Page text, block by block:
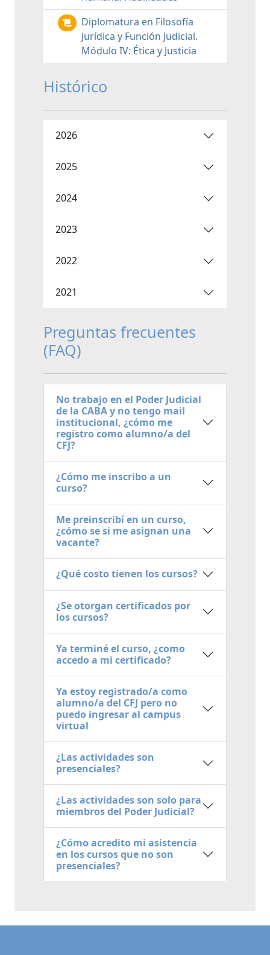
Diplomatura en Filosofía
Jurídica y Función Judicial.
Módulo IV: Ética y Justicia
Histórico
2026
2025
2024
2023
2022
2021
Preguntas frecuentes
(FAQ)
No trabajo en el Poder Judicial
de la CABA y no tengo mail
institucional, ¿cómo me
registro como alumno/a del
CFJ?
¿Cómo me inscribo a un
curso?
Me preinscribí en un curso,
¿cómo se si me asignan una
vacante?
¿Qué costo tienen los cursos?
¿Se otorgan certificados por
los cursos?
Ya terminé el curso, ¿como
accedo a mi certificado?
Ya estoy registrado/a como
alumno/a del CFJ pero no
puedo ingresar al campus
virtual
¿Las actividades son
presenciales?
¿Las actividades son solo para
miembros del Poder Judicial?
¿Cómo acredito mi asistencia
en los cursos que no son
presenciales?